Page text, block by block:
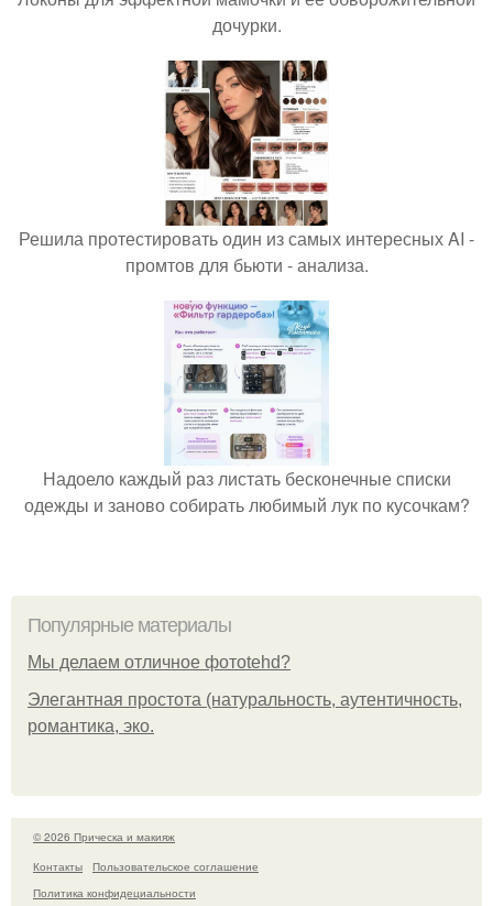
дочурки.
Решила протестировать один из самых интересных AI -
промтов для бьюти - анализа.
Надоело каждый раз листать бесконечные списки
одежды и заново собирать любимый лук по кусочкам?
Популярные материалы
Мы делаем отличное фотоtehd?
Элегантная простота (натуральность, аутентичность,
романтика, эко.
© 2026 Прическа и макияж
Контакты
Пользовательское соглашение
Политика конфидециальности